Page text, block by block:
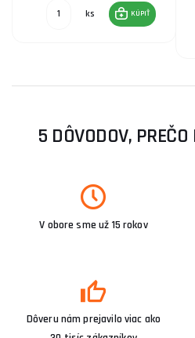
ks KÚPIŤ
5 DÔVODOV,
V obore sme už 15 rokov
Dôveru nám prejavilo viac ako